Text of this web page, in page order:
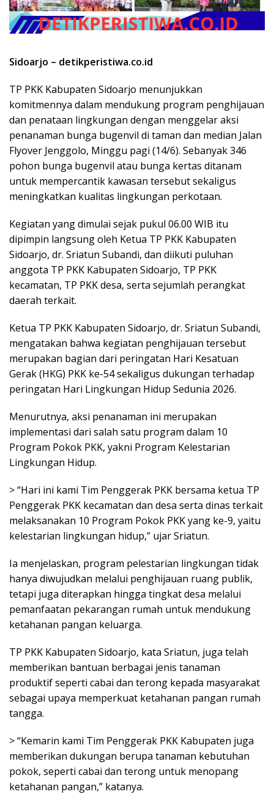
Sidoarjo – detikperistiwa.co.id
TP PKK Kabupaten Sidoarjo menunjukkan
komitmennya dalam mendukung program penghijauan
dan penataan lingkungan dengan menggelar aksi
penanaman bunga bugenvil di taman dan median Jalan
Flyover Jenggolo, Minggu pagi (14/6). Sebanyak 346
pohon bunga bugenvil atau bunga kertas ditanam
untuk mempercantik kawasan tersebut sekaligus
meningkatkan kualitas lingkungan perkotaan.
Kegiatan yang dimulai sejak pukul 06.00 WIB itu
dipimpin langsung oleh Ketua TP PKK Kabupaten
Sidoarjo, dr. Sriatun Subandi, dan diikuti puluhan
anggota TP PKK Kabupaten Sidoarjo, TP PKK
kecamatan, TP PKK desa, serta sejumlah perangkat
daerah terkait.
Ketua TP PKK Kabupaten Sidoarjo, dr. Sriatun Subandi,
mengatakan bahwa kegiatan penghijauan tersebut
merupakan bagian dari peringatan Hari Kesatuan
Gerak (HKG) PKK ke-54 sekaligus dukungan terhadap
peringatan Hari Lingkungan Hidup Sedunia 2026.
Menurutnya, aksi penanaman ini merupakan
implementasi dari salah satu program dalam 10
Program Pokok PKK, yakni Program Kelestarian
Lingkungan Hidup.
> “Hari ini kami Tim Penggerak PKK bersama ketua TP
Penggerak PKK kecamatan dan desa serta dinas terkait
melaksanakan 10 Program Pokok PKK yang ke-9, yaitu
kelestarian lingkungan hidup,” ujar Sriatun.
Ia menjelaskan, program pelestarian lingkungan tidak
hanya diwujudkan melalui penghijauan ruang publik,
tetapi juga diterapkan hingga tingkat desa melalui
pemanfaatan pekarangan rumah untuk mendukung
ketahanan pangan keluarga.
TP PKK Kabupaten Sidoarjo, kata Sriatun, juga telah
memberikan bantuan berbagai jenis tanaman
produktif seperti cabai dan terong kepada masyarakat
sebagai upaya memperkuat ketahanan pangan rumah
tangga.
> “Kemarin kami Tim Penggerak PKK Kabupaten juga
memberikan dukungan berupa tanaman kebutuhan
pokok, seperti cabai dan terong untuk menopang
ketahanan pangan,” katanya.